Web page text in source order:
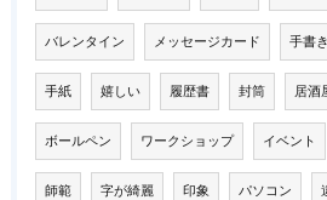
バレンタイン メッセージカード 手書き
手紙 嬉しい 履歴書 封筒 居酒
ボールペン ワークショップ イベント
師範 字が綺麗 印象 パソコン